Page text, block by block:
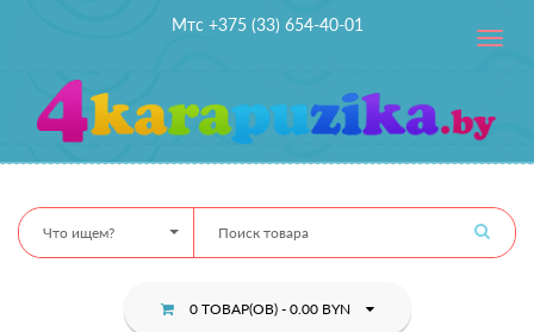
Мтс +375 (33) 654-40-01
Toggle
Что ищем?
0 ТОВАР(ОВ) - 0.00 BYN